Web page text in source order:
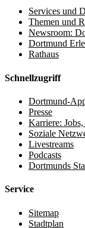
Services und
Themen und
Newsroom:
Dortmund
Rathaus
Schnellzugriff
Dortmund-
Presse
Karriere:
Soziale
Livestreams
Podcasts
Dortmunds
Service
Sitemap
Stadtplan